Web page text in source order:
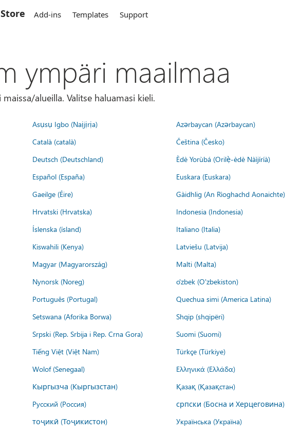
Add-ins Templates Support
ympäri maailmaa
alueilla. Valitse haluamasi kieli.
Asụsụ Igbo (Naịjịrịa) Azərbaycan (Azərbaycan)
Català (català) Čeština (Česko)
Deutsch (Deutschland) Èdè Yorùbá (Orilẹ̀-èdè Nàìjíríà)
Español (España) Euskara (Euskara)
Gaeilge (Éire) Gàidhlig (An Rìoghachd Aonaichte)
Hrvatski (Hrvatska) Indonesia (Indonesia)
Íslenska (ísland) Italiano (Italia)
Kiswahili (Kenya) Latviešu (Latvija)
Magyar (Magyarország) Malti (Malta)
Nynorsk (Noreg) o'zbek (O'zbekiston)
Português (Portugal) Quechua simi (America Latina)
Setswana (Aforika Borwa) Shqip (shqipëri)
Srpski (Rep. Srbija i Rep. Crna Gora) Suomi (Suomi)
Tiếng Việt (Việt Nam) Türkçe (Türkiye)
Wolof (Senegaal) Ελληνικά (Ελλάδα)
Кыргызча (Кыргызстан) Қазақ (Қазақстан)
Русский (Россия) српски (Босна и Херцеговина)
тоҷикӣ (Тоҷикистон) Українська (Україна)